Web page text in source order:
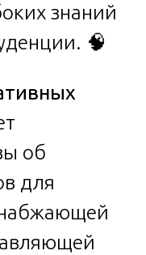
знаний
🧠
об
для